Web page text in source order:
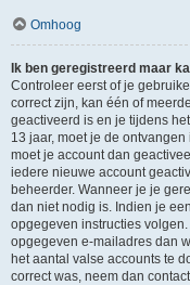
Omhoog
Ik ben geregistreerd maar
Controleer eerst of je
correct zijn, kan één of
geactiveerd is en je tijdens
13 jaar, moet je de
moet je account dan
iedere nieuwe account
beheerder. Wanneer je je
dan niet nodig is. Indien je
opgegeven instructies
opgegeven e-mailadres dan
het aantal valse accounts te
correct was, neem dan